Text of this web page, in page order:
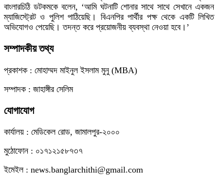
বাংলারচিঠি ডটকমকে বলেন, ‘আমি ঘটনাটি শোনার সাথে সাথে সেখানে একজন
ম্যাজিস্ট্রেট ও পুলিশ পাঠিয়েছি। বিএনপির পার্থীর পক্ষ থেকে একটি লিখিত
অভিযোগও পেয়েছি। তদন্ত করে প্রয়োজনীয় ব্যবস্থা নেওয়া হবে।’
সম্পাদকীয় তথ্য
প্রকাশক : মোহাম্মদ মাইনুল ইসলাম মুনু (MBA)
সম্পাদক : জাহাঙ্গীর সেলিম
যোগাযোগ
কার্যালয় : মেডিকেল রোড, জামালপুর-২০০০
মুঠোফোন : ০১৭১২১৫৮৭৩৭
ইমেইল : news.banglarchithi@gmail.com